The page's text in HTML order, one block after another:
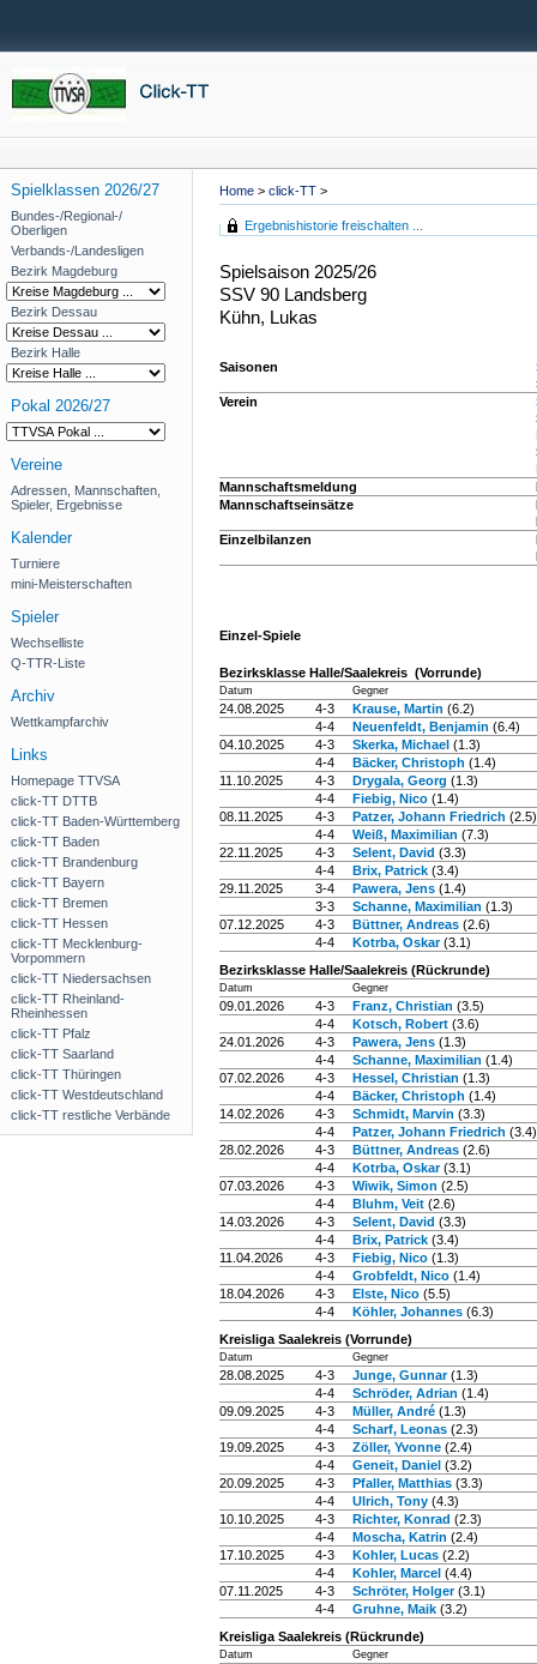
Home > click-TT >
Spielklassen 2026/27
Bundes-/Regional-/
Oberligen
Verbands-/Landesligen
Bezirk Magdeburg
Bezirk Dessau
Bezirk Halle
Pokal 2026/27
Vereine
Adressen, Mannschaften,
Spieler, Ergebnisse
Kalender
Turniere
mini-Meisterschaften
Spieler
Wechselliste
Q-TTR-Liste
Archiv
Wettkampfarchiv
Links
Homepage TTVSA
click-TT DTTB
click-TT Baden-Württemberg
click-TT Baden
click-TT Brandenburg
click-TT Bayern
click-TT Bremen
click-TT Hessen
click-TT Mecklenburg-
Vorpommern
click-TT Niedersachsen
click-TT Rheinland-
Rheinhessen
click-TT Pfalz
click-TT Saarland
click-TT Thüringen
click-TT Westdeutschland
click-TT restliche Verbände
Ergebnishistorie freischalten ...
Spielsaison 2025/26
SSV 90 Landsberg
Kühn, Lukas
Saisonen
Verein
Mannschaftsmeldung
Mannschaftseinsätze
Einzelbilanzen
Einzel-Spiele
Bezirksklasse Halle/Saalekreis (Vorrunde)
Datum Gegner
24.08.2025 4-3 Krause, Martin (6.2)
4-4
Neuenfeldt, Benjamin (6.4)
04.10.2025
4-3 Skerka, Michael (1.3)
4-4
Bäcker, Christoph (1.4)
11.10.2025
4-3 Drygala, Georg (1.3)
4-4
Fiebig, Nico (1.4)
08.11.2025
4-3 Patzer, Johann Friedrich (2.5)
4-4
Weiß, Maximilian (7.3)
22.11.2025
4-3 Selent, David (3.3)
4-4
Brix, Patrick (3.4)
29.11.2025
3-4 Pawera, Jens (1.4)
3-3
Schanne, Maximilian (1.3)
07.12.2025
4-3 Büttner, Andreas (2.6)
4-4
Kotrba, Oskar(3.1)
Bezirksklasse Halle/Saalekreis (Rückrunde)
Datum Gegner
09.01.2026 4-3 Franz, Christian (3.5)
4-4
Kotsch, Robert (3.6)
24.01.2026
4-3 Pawera, Jens (1.3)
4-4
Schanne, Maximilian (1.4)
07.02.2026
4-3 Hessel, Christian (1.3)
4-4
Bäcker, Christoph (1.4)
14.02.2026
4-3 Schmidt, Marvin (3.3)
4-4
Patzer, Johann Friedrich (3.4)
28.02.2026
4-3 Büttner, Andreas (2.6)
4-4
Kotrba, Oskar(3.1)
07.03.2026
4-3 Wiwik, Simon (2.5)
4-4
Bluhm, Veit (2.6)
14.03.2026
4-3 Selent, David (3.3)
4-4
Brix, Patrick (3.4)
11.04.2026
4-3 Fiebig, Nico (1.3)
4-4
Grobfeldt, Nico (1.4)
18.04.2026
4-3 Elste, Nico (5.5)
4-4
Köhler, Johannes (6.3)
Kreisliga Saalekreis (Vorrunde)
Datum Gegner
28.08.2025 4-3 Junge, Gunnar(1.3)
4-4
Schröder, Adrian (1.4)
09.09.2025
4-3 Müller, André (1.3)
4-4
Scharf, Leonas (2.3)
19.09.2025
4-3 Zöller, Yvonne (2.4)
4-4
Geneit, Daniel (3.2)
20.09.2025
4-3 Pfaller, Matthias (3.3)
4-4
Ulrich, Tony (4.3)
10.10.2025
4-3 Richter, Konrad (2.3)
4-4
Moscha, Katrin (2.4)
17.10.2025
4-3 Kohler, Lucas (2.2)
4-4
Kohler, Marcel (4.4)
07.11.2025
4-3 Schröter, Holger(3.1)
4-4
Gruhne, Maik (3.2)
Kreisliga Saalekreis (Rückrunde)
Datum Gegner